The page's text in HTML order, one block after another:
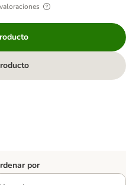
por